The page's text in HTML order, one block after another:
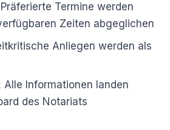
Präferierte Termine werden
Zeiten abgeglichen
Anliegen werden als
Alle Informationen landen
des Notariats